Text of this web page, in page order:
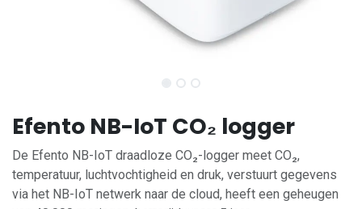
Efento NB-IoT CO₂ logger
De Efento NB-IoT draadloze CO₂-logger meet CO₂,
temperatuur, luchtvochtigheid en druk, verstuurt gegevens
via het NB-IoT netwerk naar de cloud, heeft een geheugen